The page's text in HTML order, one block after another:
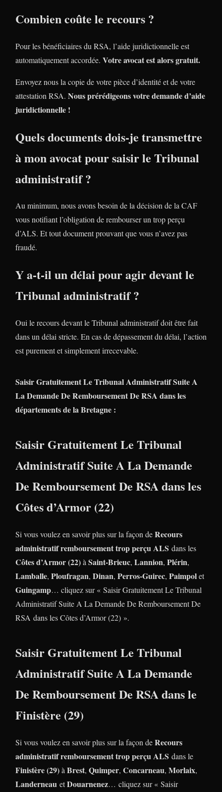
Combien coûte le recours ?
Pour les bénéficiaires du RSA, l’aide juridictionnelle est
automatiquement accordée. Votre avocat est alors gratuit.
Envoyez nous la copie de votre pièce d’identité et de votre
attestation RSA. Nous prérédigeons votre demande d’aide
juridictionnelle !
Quels documents dois-je transmettre
à mon avocat pour saisir le Tribunal
administratif ?
Au minimum, nous avons besoin de la décision de la CAF
vous notifiant l’obligation de rembourser un trop perçu
d’ALS. Et tout document prouvant que vous n’avez pas
fraudé.
Y a-t-il un délai pour agir devant le
Tribunal administratif ?
Oui le recours devant le Tribunal administratif doit être fait
dans un délai stricte. En cas de dépassement du délai, l’action
est purement et simplement irrecevable.
Saisir Gratuitement Le Tribunal Administratif Suite A
La Demande De Remboursement De RSA dans les
départements de la Bretagne :
Saisir Gratuitement Le Tribunal
Administratif Suite A La Demande
De Remboursement De RSA dans les
Côtes d’Armor (22)
Si vous voulez en savoir plus sur la façon deRecours
administratif remboursement trop perçu ALS dans les
Côtes d’Armor (22)à Saint-Brieuc, Lannion, Plérin,
Lamballe, Ploufragan, Dinan, Perros-Guirec, Paimpolet
Guingamp… cliquez sur « Saisir Gratuitement Le Tribunal
Administratif Suite A La Demande De Remboursement De
RSA dans les Côtes d’Armor (22) ».
Saisir Gratuitement Le Tribunal
Administratif Suite A La Demande
De Remboursement De RSA dans le
Finistère (29)
Si vous voulez en savoir plus sur la façon deRecours
administratif remboursement trop perçu ALS dans le
Finistère (29)à Brest, Quimper, Concarneau, Morlaix,
Landerneau etDouarnenez… cliquez sur « Saisir